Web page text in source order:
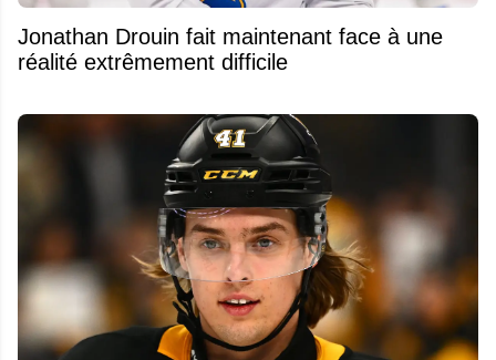
Jonathan Drouin fait maintenant face à une
réalité extrêmement difficile